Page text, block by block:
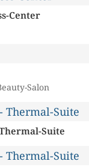
Center
Salon
Suite